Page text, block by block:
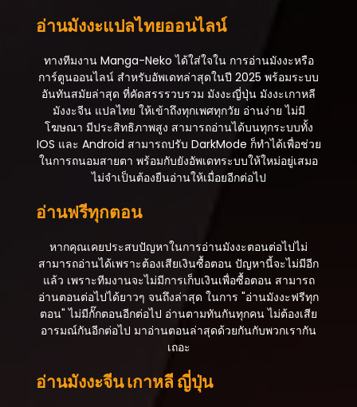
อ่านมังงะแปลไทยออนไลน์
ทางทีมงาน Manga-Neko ได้ใส่ใจใน การอ่านมังงะหรือ
การ์ตูนออนไลน์ สำหรับอัพเดทล่าสุดในปี 2025 พร้อมระบบ
อันทันสมัยล่าสุด ที่คัดสรรรวบรวม มังงะญี่ปุ่น มังงะเกาหลี
มังงะจีน แปลไทย ให้เข้าถึงทุกเพศทุกวัย อ่านง่าย ไม่มี
โฆษณา มีประสิทธิภาพสูง สามารถอ่านได้บนทุกระบบทั้ง
IOS และ Android สามารถปรับ DarkMode ก็ทำได้เพื่อช่วย
ในการถนอมสายตา พร้อมกับยังอัพเดทระบบให้ใหม่อยู่เสมอ
ไม่จำเป็นต้องยืนอ่านให้เมื่อยอีกต่อไป
อ่านฟรีทุกตอน
หากคุณเคยประสบปัญหาในการอ่านมังงะตอนต่อไปไม่
สามารถอ่านได้เพราะต้องเสียเงินซื้อตอน ปัญหานี้จะไม่มีอีก
แล้ว เพราะทีมงานจะไม่มีการเก็บเงินเพื่อซื้อตอน สามารถ
อ่านตอนต่อไปได้ยาวๆ จนถึงล่าสุด ในการ "อ่านมังงะฟรีทุก
ตอน" ไม่มีกั๊กตอนอีกต่อไป อ่านตามทันกันทุกคน ไม่ต้องเสีย
อารมณ์กันอีกต่อไป มาอ่านตอนล่าสุดด้วยกันกับพวกเรากัน
เถอะ
อ่านมังงะจีน เกาหลี ญี่ปุ่น